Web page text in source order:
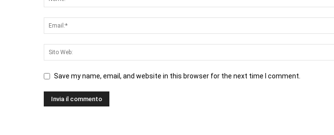
Save my name, email, and website in this browser for the next time I comment.